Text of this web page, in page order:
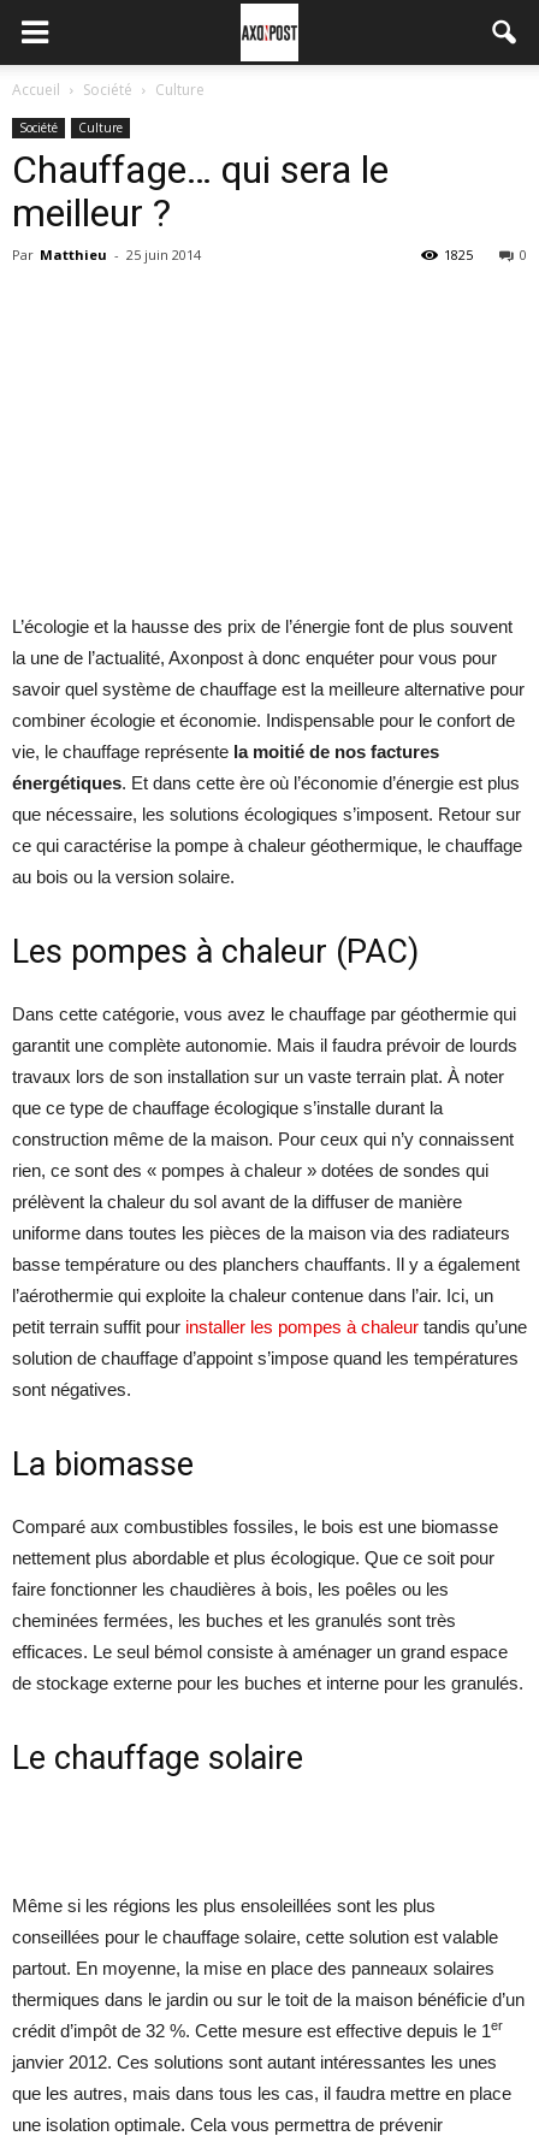
Accueil Société Culture
Société Culture
Chauffage… qui sera le
meilleur ?
Par Matthieu - 25 juin 2014 0
1825
L’écologie et la hausse des prix de l’énergie font de plus souvent
la une de l’actualité, Axonpost à donc enquéter pour vous pour
savoir quel système de chauffage est la meilleure alternative pour
combiner écologie et économie. Indispensable pour le confort de
vie, le chauffage représente la moitié de nos factures
énergétiques. Et dans cette ère où l’économie d’énergie est plus
que nécessaire, les solutions écologiques s’imposent. Retour sur
ce qui caractérise la pompe à chaleur géothermique, le chauffage
au bois ou la version solaire.
Les pompes à chaleur (PAC)
Dans cette catégorie, vous avez le chauffage par géothermie qui
garantit une complète autonomie. Mais il faudra prévoir de lourds
travaux lors de son installation sur un vaste terrain plat. À noter
que ce type de chauffage écologique s’installe durant la
construction même de la maison. Pour ceux qui n’y connaissent
rien, ce sont des « pompes à chaleur » dotées de sondes qui
prélèvent la chaleur du sol avant de la diffuser de manière
uniforme dans toutes les pièces de la maison via des radiateurs
basse température ou des planchers chauffants. Il y a également
l’aérothermie qui exploite la chaleur contenue dans l’air. Ici, un
petit terrain suffit pour installer les pompes à chaleur tandis qu’une
solution de chauffage d’appoint s’impose quand les températures
sont négatives.
La biomasse
Comparé aux combustibles fossiles, le bois est une biomasse
nettement plus abordable et plus écologique. Que ce soit pour
faire fonctionner les chaudières à bois, les poêles ou les
cheminées fermées, les buches et les granulés sont très
efficaces. Le seul bémol consiste à aménager un grand espace
de stockage externe pour les buches et interne pour les granulés.
Le chauffage solaire
Même si les régions les plus ensoleillées sont les plus
conseillées pour le chauffage solaire, cette solution est valable
partout. En moyenne, la mise en place des panneaux solaires
thermiques dans le jardin ou sur le toit de la maison bénéficie d’un
crédit d’impôt de 32 %. Cette mesure est effective depuis le 1er
janvier 2012. Ces solutions sont autant intéressantes les unes
que les autres, mais dans tous les cas, il faudra mettre en place
une isolation optimale. Cela vous permettra de prévenir